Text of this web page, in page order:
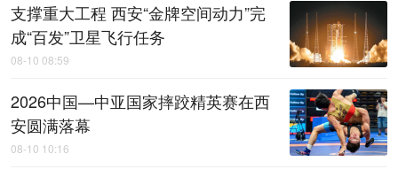
支撑重大工程 西安“金牌空间动力”完
成“百发”卫星飞行任务
08-10 08:59
2026中国—中亚国家摔跤精英赛在西
安圆满落幕
08-10 10:16